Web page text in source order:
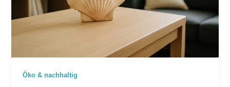
Öko & nachhaltig